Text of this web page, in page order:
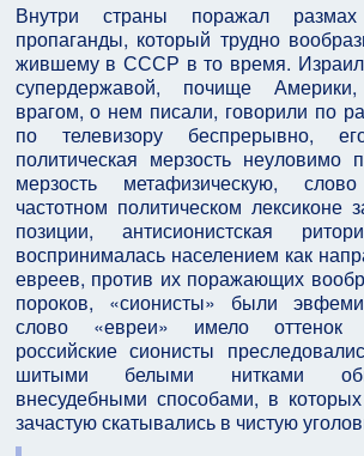
Внутри страны поражал размах
пропаганды, который трудно
жившему в СССР в то время.
супердержавой, почище
врагом, о нем писали, говорили по
по телевизору беспрерывно,
политическая мерзость неуловимо
мерзость метафизическую,
частотном политическом лексиконе
позиции, антисионистская
воспринималась населением как
евреев, против их поражающих
пороков, «сионисты» были
слово «евреи» имело оттенок
российские сионисты
шитыми белыми нитками
внесудебными способами, в
зачастую скатывались в чистую